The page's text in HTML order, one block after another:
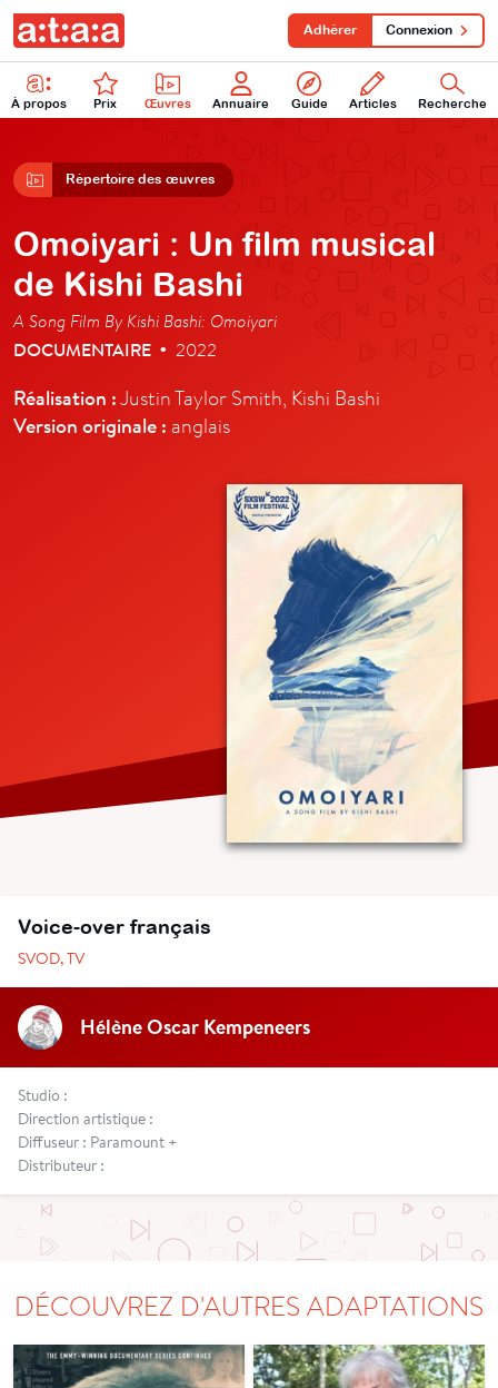
À propos Prix Œuvres Annuaire Guide Articles Recherche
Adhérer Connexion
Répertoire des œuvres
Omoiyari : Un film musical
de Kishi Bashi
A Song Film By Kishi Bashi: Omoiyari
DOCUMENTAIRE • 2022
Réalisation :Justin Taylor Smith, Kishi Bashi
Version originale : anglais
Voice-over français
SVOD, TV
Hélène Oscar Kempeneers
Studio :
Direction artistique :
Diffuseur : Paramount +
Distributeur :
DÉCOUVREZ D'AUTRES ADAPTATIONS